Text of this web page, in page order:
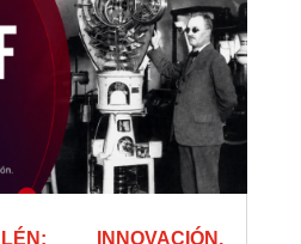
INNOVACIÓN,